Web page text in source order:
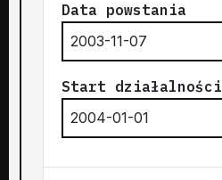
Data powstania
2003-11-07
Start działalności
2004-01-01